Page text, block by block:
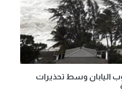
اليابان وسط تحذيرات